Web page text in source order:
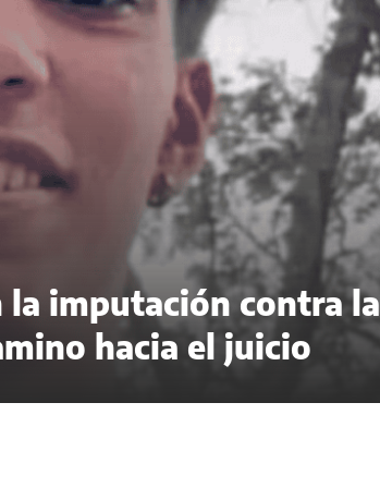
la imputación contra la
hacia el juicio